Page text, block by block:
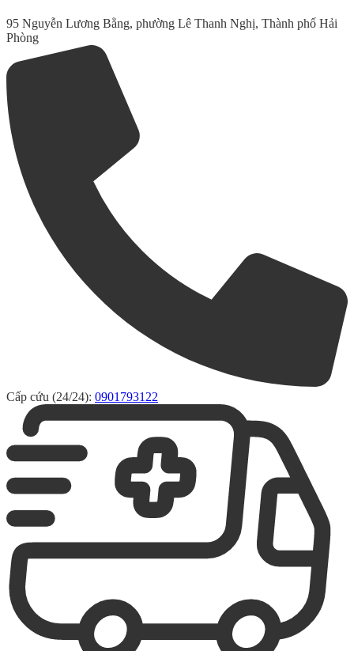
95 Nguyễn Lương Bằng, phường Lê Thanh Nghị, Thành phố Hải
Phòng
Cấp cứu (24/24): 0901793122